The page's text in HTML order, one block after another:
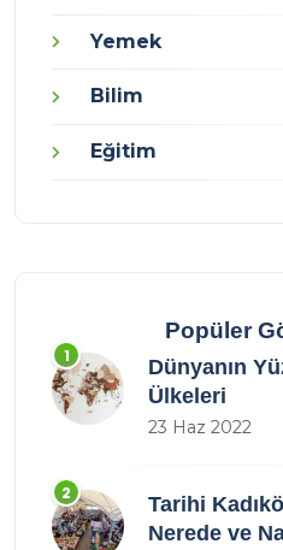
Yemek
Bilim
Eğitim
Popüler
1
Dünyanın
Ülkeleri
23 Haz 2022
2
Tarihi
Nerede ve